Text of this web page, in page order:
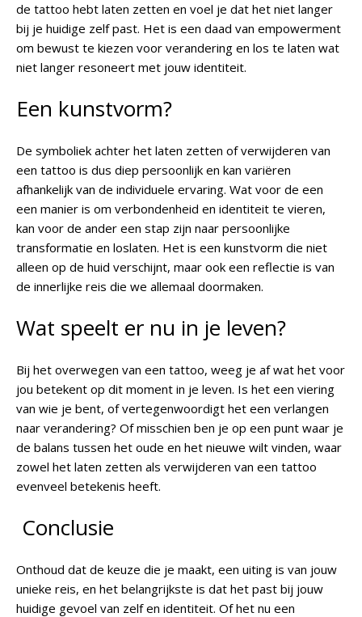
de tattoo hebt laten zetten en voel je dat het niet langer
bij je huidige zelf past. Het is een daad van empowerment
om bewust te kiezen voor verandering en los te laten wat
niet langer resoneert met jouw identiteit.
Een kunstvorm?
De symboliek achter het laten zetten of verwijderen van
een tattoo is dus diep persoonlijk en kan variëren
afhankelijk van de individuele ervaring. Wat voor de een
een manier is om verbondenheid en identiteit te vieren,
kan voor de ander een stap zijn naar persoonlijke
transformatie en loslaten. Het is een kunstvorm die niet
alleen op de huid verschijnt, maar ook een reflectie is van
de innerlijke reis die we allemaal doormaken.
Wat speelt er nu in je leven?
Bij het overwegen van een tattoo, weeg je af wat het voor
jou betekent op dit moment in je leven. Is het een viering
van wie je bent, of vertegenwoordigt het een verlangen
naar verandering? Of misschien ben je op een punt waar je
de balans tussen het oude en het nieuwe wilt vinden, waar
zowel het laten zetten als verwijderen van een tattoo
evenveel betekenis heeft.
Conclusie
Onthoud dat de keuze die je maakt, een uiting is van jouw
unieke reis, en het belangrijkste is dat het past bij jouw
huidige gevoel van zelf en identiteit. Of het nu een